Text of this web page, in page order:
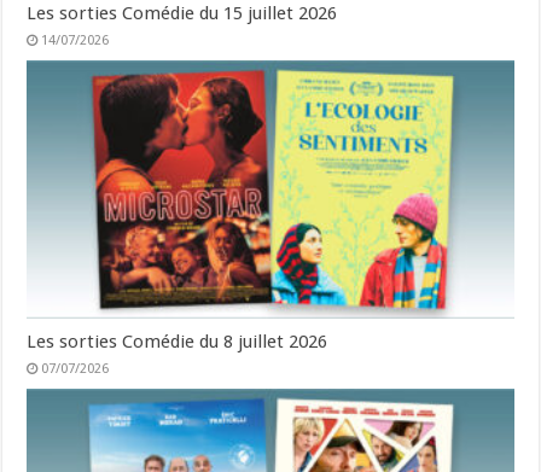
Les sorties Comédie du 15 juillet 2026
14/07/2026
Les sorties Comédie du 8 juillet 2026
07/07/2026